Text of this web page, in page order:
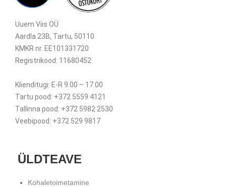
Uuem Viis OÜ
Aardla 23B, Tartu, 50110
KMKR nr. EE101331720
Registrikood: 11680452
Klienditugi: E-R 9.00 – 17.00
Tartu pood: +372 5559 4121
Tallinna pood: +372 5982 2530
Veebipood: +372 529 9817
ÜLDTEAVE
Kohaletoimetamine